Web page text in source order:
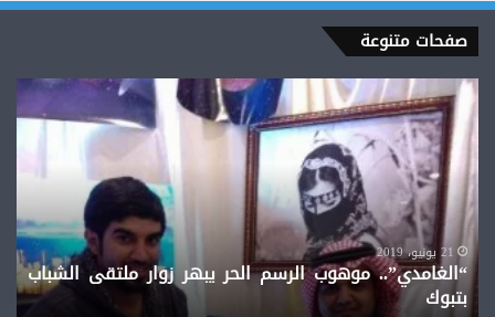
صفحات متنوعة
“الغامدي”..
موهوب
الرسم
الحر
يبهر
زوار
ملتقى
الشباب
بتبوك
21 يونيو، 2019
“الغامدي”.. موهوب الرسم الحر يبهر زوار ملتقى الشباب
بتبوك